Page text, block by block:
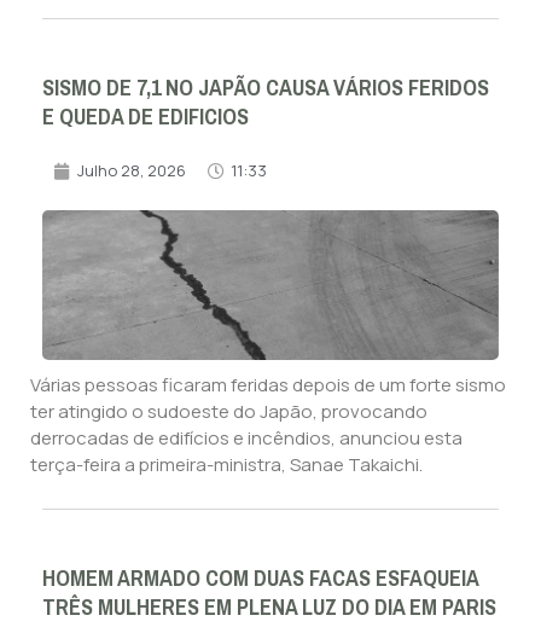
SISMO DE 7,1 NO JAPÃO CAUSA VÁRIOS FERIDOS
E QUEDA DE EDIFICIOS
Julho 28, 2026 11:33
Várias pessoas ficaram feridas depois de um forte sismo
ter atingido o sudoeste do Japão, provocando
derrocadas de edifícios e incêndios, anunciou esta
terça-feira a primeira-ministra, Sanae Takaichi.
HOMEM ARMADO COM DUAS FACAS ESFAQUEIA
TRÊS MULHERES EM PLENA LUZ DO DIA EM PARIS